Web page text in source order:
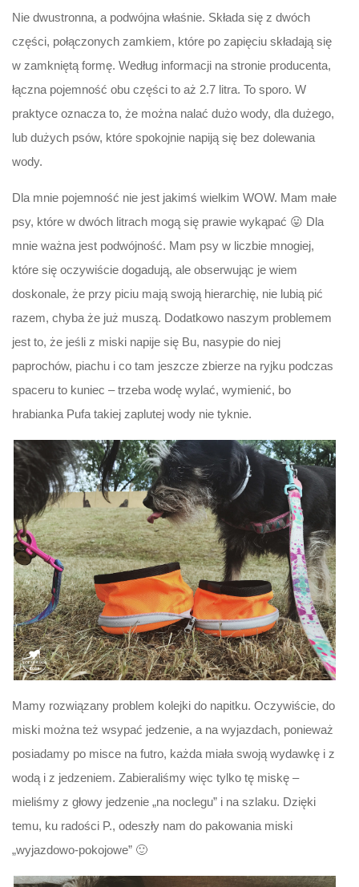
Nie dwustronna, a podwójna właśnie. Składa się z dwóch
części, połączonych zamkiem, które po zapięciu składają się
w zamkniętą formę. Według informacji na stronie producenta,
łączna pojemność obu części to aż 2.7 litra. To sporo. W
praktyce oznacza to, że można nalać dużo wody, dla dużego,
lub dużych psów, które spokojnie napiją się bez dolewania
wody.
Dla mnie pojemność nie jest jakimś wielkim WOW. Mam małe
psy, które w dwóch litrach mogą się prawie wykąpać 😛 Dla
mnie ważna jest podwójność. Mam psy w liczbie mnogiej,
które się oczywiście dogadują, ale obserwując je wiem
doskonale, że przy piciu mają swoją hierarchię, nie lubią pić
razem, chyba że już muszą. Dodatkowo naszym problemem
jest to, że jeśli z miski napije się Bu, nasypie do niej
paprochów, piachu i co tam jeszcze zbierze na ryjku podczas
spaceru to kuniec – trzeba wodę wylać, wymienić, bo
hrabianka Pufa takiej zaplutej wody nie tyknie.
Mamy rozwiązany problem kolejki do napitku. Oczywiście, do
miski można też wsypać jedzenie, a na wyjazdach, ponieważ
posiadamy po misce na futro, każda miała swoją wydawkę i z
wodą i z jedzeniem. Zabieraliśmy więc tylko tę miskę –
mieliśmy z głowy jedzenie „na noclegu” i na szlaku. Dzięki
temu, ku radości P., odeszły nam do pakowania miski
„wyjazdowo-pokojowe” 🙂